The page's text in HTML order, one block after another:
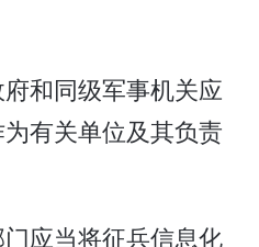
和同级军事机关应
有关单位及其负责
应当将征兵信息化